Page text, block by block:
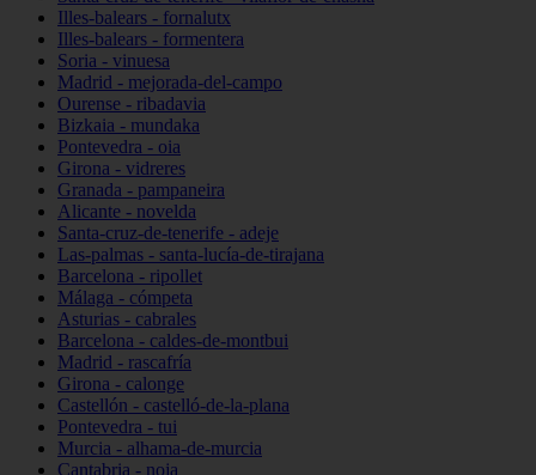
Illes-balears - fornalutx
Illes-balears - formentera
Soria - vinuesa
Madrid - mejorada-del-campo
Ourense - ribadavia
Bizkaia - mundaka
Pontevedra - oia
Girona - vidreres
Granada - pampaneira
Alicante - novelda
Santa-cruz-de-tenerife - adeje
Las-palmas - santa-lucía-de-tirajana
Barcelona - ripollet
Málaga - cómpeta
Asturias - cabrales
Barcelona - caldes-de-montbui
Madrid - rascafría
Girona - calonge
Castellón - castelló-de-la-plana
Pontevedra - tui
Murcia - alhama-de-murcia
Cantabria - noja